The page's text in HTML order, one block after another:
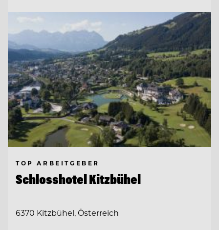
TOP ARBEITGEBER
Schlosshotel Kitzbühel
6370 Kitzbühel, Österreich